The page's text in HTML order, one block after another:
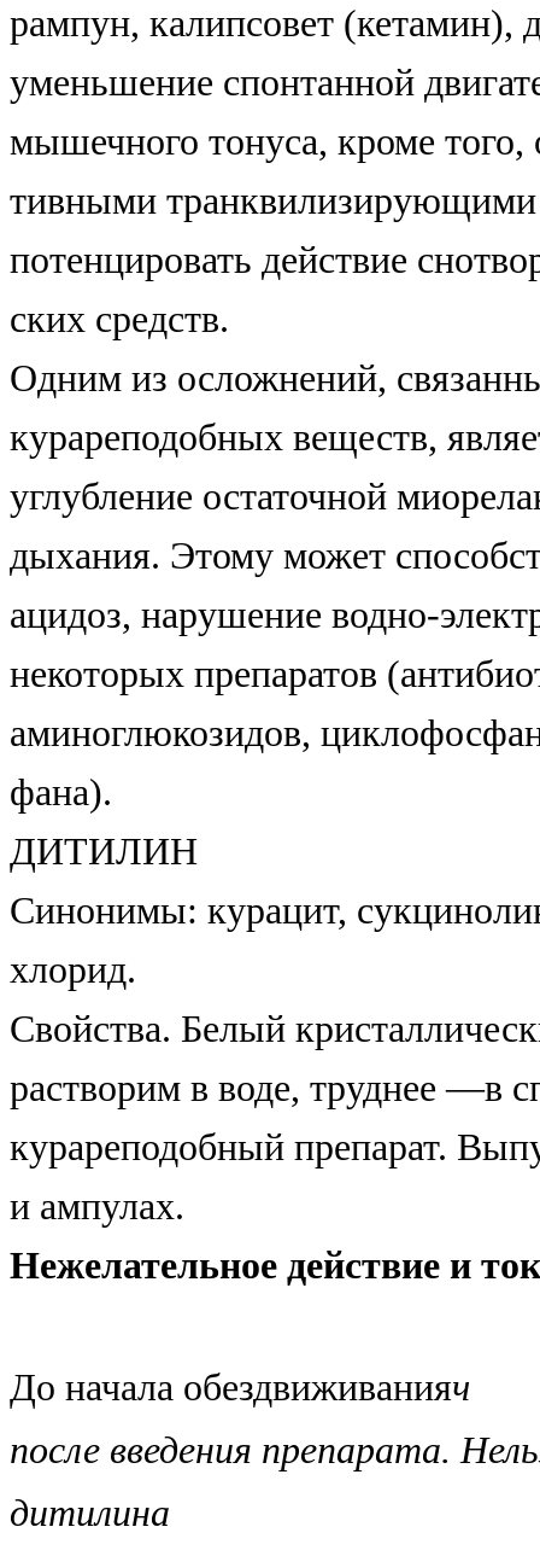
рампун, калипсовет (кетамин),
уменьшение спонтанной
мышечного тонуса, кроме того,
тивными транквилизирующими
потенцировать действие
ских средств.
Одним из осложнений,
курареподобных веществ,
углубление остаточной
дыхания. Этому может
ацидоз, нарушение водно-
некоторых препаратов
аминоглюкозидов,
фана).
ДИТИЛИН
Синонимы: курацит,
хлорид.
Свойства. Белый
растворим в воде, труднее —в
курареподобный препарат.
и ампулах.
Нежелательное действие и
До начала обездвиживанияч
после введения препарата.
дитилина